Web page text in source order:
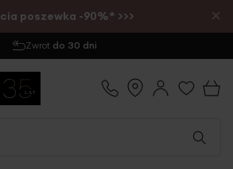
poszewka -90%* >>> ×
Wysyłka 1-2 dni